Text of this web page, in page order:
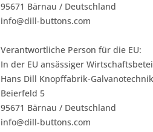
95671 Bärnau / Deutschland
info@dill-buttons.com
Verantwortliche Person für die EU:
In der EU ansässiger
Hans Dill Knopffabrik-Galvanotechnik
Beierfeld 5
95671 Bärnau / Deutschland
info@dill-buttons.com